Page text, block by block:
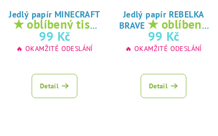
Jedlý papír MINECRAFT
★ oblíbený tisk
na jedlý papír
99 Kč
🔥 OKAMŽITÉ ODESLÁNÍ
Detail
Jedlý papír REBELKA
BRAVE ★ oblíbený
tisk na jedlý
papír
99 Kč
🔥 OKAMŽITÉ ODESLÁNÍ
Detail